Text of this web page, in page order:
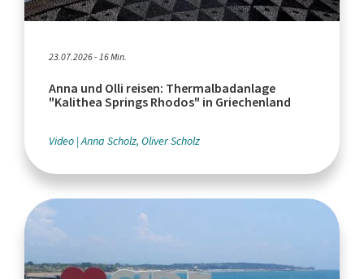
23.07.2026 - 16 Min.
Anna und Olli reisen: Thermalbadanlage
"Kalithea Springs Rhodos" in Griechenland
Video Anna Scholz, Oliver Scholz